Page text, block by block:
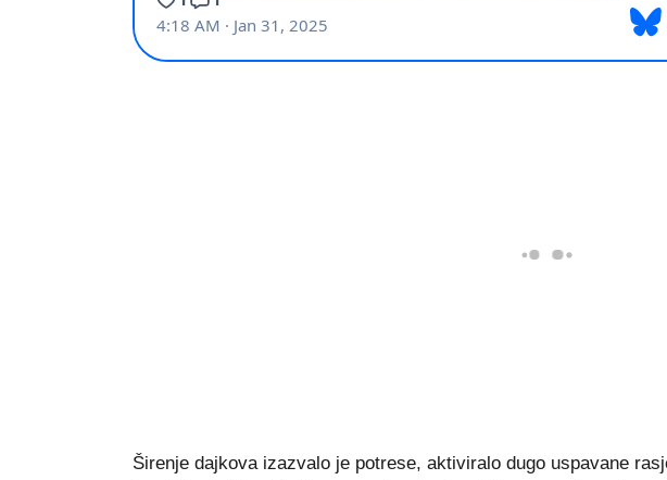
Širenje dajkova izazvalo je potrese, aktiviralo dugo uspavane